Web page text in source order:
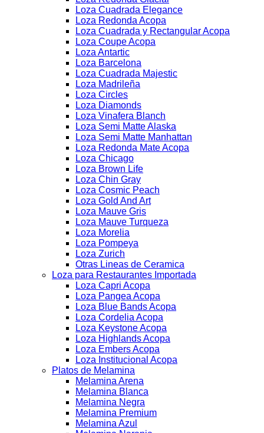
Loza Cuadrada Elegance
Loza Redonda Acopa
Loza Cuadrada y Rectangular Acopa
Loza Coupe Acopa
Loza Antartic
Loza Barcelona
Loza Cuadrada Majestic
Loza Madrileña
Loza Circles
Loza Diamonds
Loza Vinafera Blanch
Loza Semi Matte Alaska
Loza Semi Matte Manhattan
Loza Redonda Mate Acopa
Loza Chicago
Loza Brown Life
Loza Chin Gray
Loza Cosmic Peach
Loza Gold And Art
Loza Mauve Gris
Loza Mauve Turqueza
Loza Morelia
Loza Pompeya
Loza Zurich
Otras Lineas de Ceramica
Loza para Restaurantes Importada
Loza Capri Acopa
Loza Pangea Acopa
Loza Blue Bands Acopa
Loza Cordelia Acopa
Loza Keystone Acopa
Loza Highlands Acopa
Loza Embers Acopa
Loza Institucional Acopa
Platos de Melamina
Melamina Arena
Melamina Blanca
Melamina Negra
Melamina Premium
Melamina Azul